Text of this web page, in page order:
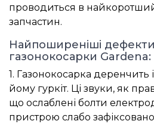
проводиться в
запчастин.
Найпоширеніші
газонокосарки Gardena:
1. Газонокосарка деренчить
йому гуркіт. Ці звуки, як
що ослаблені болти
пристрою слабо